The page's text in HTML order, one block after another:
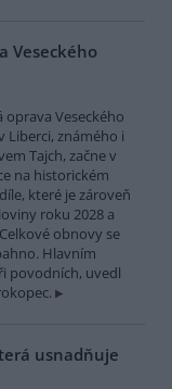
Veseckého
oprava Veseckého
Liberci, známého i
Tajch, začne v
na historickém
které je zároveň
roku 2028 a
obnovy se
Hlavním
povodních, uvedl
usnadňuje